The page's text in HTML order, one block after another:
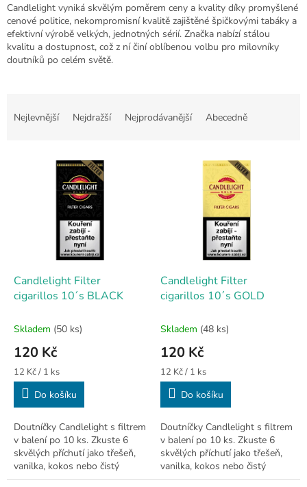
Candlelight vyniká skvělým poměrem ceny a kvality díky promyšlené
cenové politice, nekompromisní kvalitě zajištěné špičkovými tabáky a
efektivní výrobě velkých, jednotných sérií. Značka nabízí stálou
kvalitu a dostupnost, což z ní činí oblíbenou volbu pro milovníky
doutníků po celém světě.
Nejlevnější Nejdražší Nejprodávanější Abecedně
Candlelight Filter
cigarillos 10´s BLACK
Skladem (50 ks)
120 Kč
Měrná
cena:
12 Kč / 1 ks
Do košíku
Doutníčky Candlelight s filtrem
v balení po 10 ks. Zkuste 6
skvělých příchutí jako třešeň,
vanilka, kokos nebo čistý
tabák. 🥥
Candlelight Filter
cigarillos 10´s GOLD
Skladem (48 ks)
120 Kč
Měrná
cena:
12 Kč / 1 ks
Do košíku
Doutníčky Candlelight s filtrem
v balení po 10 ks. Zkuste 6
skvělých příchutí jako třešeň,
vanilka, kokos nebo čistý
tabák. 🥥